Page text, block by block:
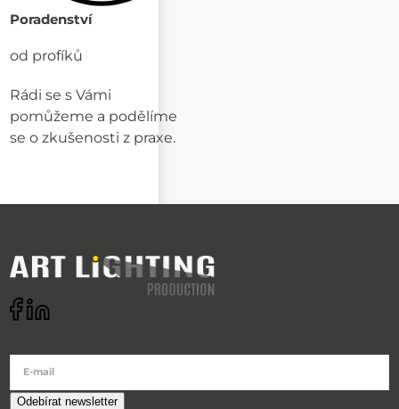
Poradenství
od profíků
Rádi se s Vámi
pomůžeme a podělíme
se o zkušenosti z praxe.
E-mail